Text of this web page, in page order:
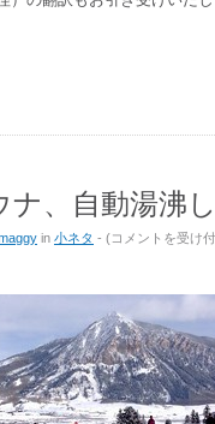
ナ、自動湯
in 小ネタ - (ス
サ
ウ
ナ、
自
動
コメントを受け